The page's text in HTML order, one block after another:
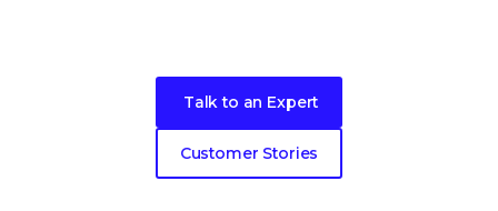
Talk to an Expert
Customer Stories